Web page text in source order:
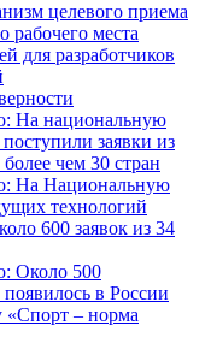
целевого приема
рабочего места
для разработчиков
На национальную
заявки из
чем 30 стран
На Национальную
технологий
600 заявок из 34
Около 500
в России
«Спорт – норма